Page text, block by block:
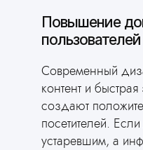
Повышение
пользователей
Современный
контент и
создают
посетителей.
устаревшим, а